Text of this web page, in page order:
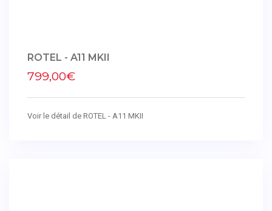
ROTEL - A11 MKII
799,00€
Voir le détail de ROTEL - A11 MKII